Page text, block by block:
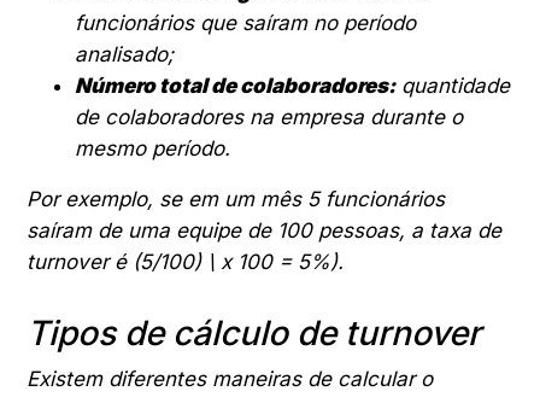
funcionários que saíram no período
analisado;
Número total de colaboradores:quantidade
de colaboradores na empresa durante o
mesmo período.
Por exemplo, se em um mês 5 funcionários
saíram de uma equipe de 100 pessoas, a taxa de
turnover é (5/100) \ x 100 = 5%).
Tipos de cálculo de turnover
Existem diferentes maneiras de calcular o